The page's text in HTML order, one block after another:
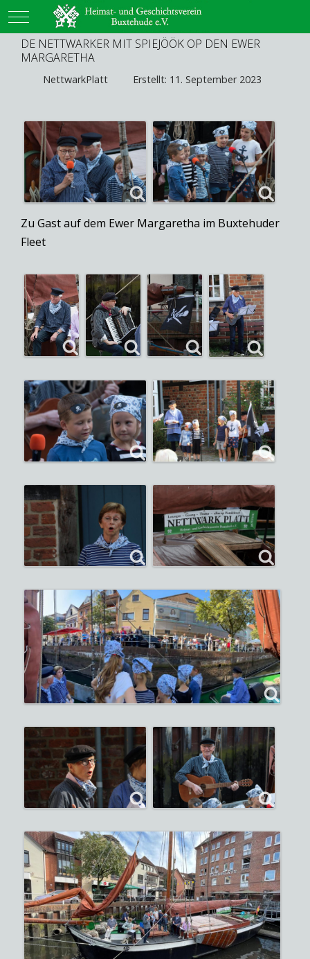
Mobile Menu Toggle
DE NETTWARKER MIT SPIEJÖÖK OP DEN EWER
MARGARETHA
NettwarkPlatt Erstellt: 11. September 2023
Zu Gast auf dem Ewer Margaretha im Buxtehuder
Fleet